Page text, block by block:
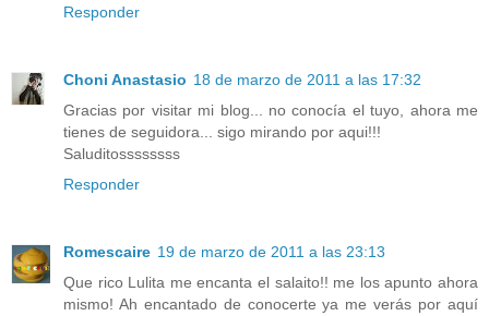
Responder
Choni Anastasio 18 de marzo de 2011 a las 17:32
Gracias por visitar mi blog... no conocía el tuyo, ahora me
tienes de seguidora... sigo mirando por aqui!!!
Saluditossssssss
Responder
Romescaire 19 de marzo de 2011 a las 23:13
Que rico Lulita me encanta el salaito!! me los apunto ahora
mismo! Ah encantado de conocerte ya me verás por aquí